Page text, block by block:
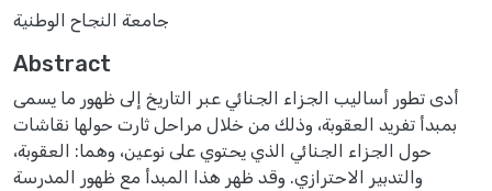
جامعة النجاح الوطنية
Abstract
أدى تطور أساليب الجزاء الجنائي عبر التاريخ إلى ظهور ما يسمى
بمبدأ تفريد العقوبة، وذلك من خلال مراحل ثارت حولها نقاشات
حول الجزاء الجنائي الذي يحتوي على نوعين، وهما: العقوبة،
والتدبير الاحترازي. وقد ظهر هذا المبدأ مع ظهور المدرسة